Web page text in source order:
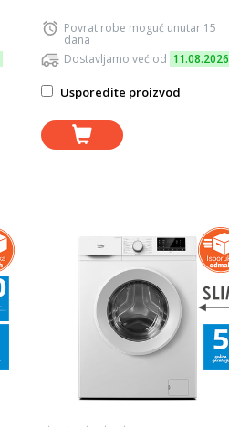
Povrat robe moguć unutar 15
dana
Dostavljamo već od 11.08.2026
Usporedite proizvod